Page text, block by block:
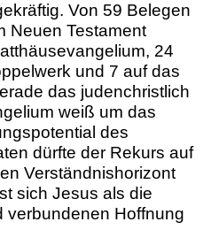
Von 59 Belegen
Neuen Testament
24
und 7 auf das
das judenchristlich
weiß um das
des
dürfte der Rekurs auf
Verständnishorizont
sich Jesus als die
verbundenen Hoffnung